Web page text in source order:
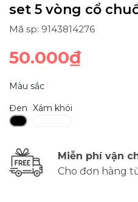
set 5 vòng cổ
Mã sp: 9143814276
50.000₫
Màu sắc
Đen Xám khói
Miễn phí vận
Cho đơn hàng